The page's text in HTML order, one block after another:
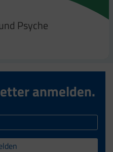
Psyche
anmelden.